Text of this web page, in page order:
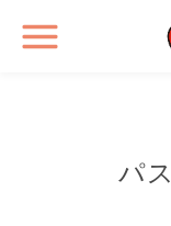
パ